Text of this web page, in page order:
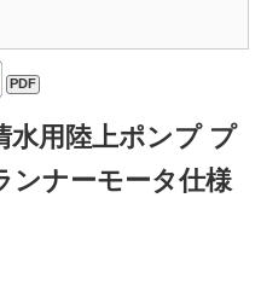
PDF
水用陸上ポンプ プ
ンナーモータ仕様